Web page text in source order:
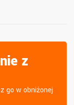
z
go w obniżonej